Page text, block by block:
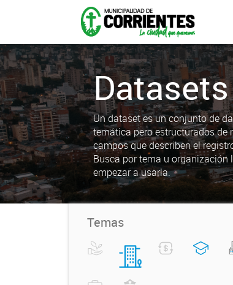
Datasets
Un dataset es un conjunto de
temática pero estructurados de
campos que describen el
Busca por tema u
empezar a usarla.
Temas